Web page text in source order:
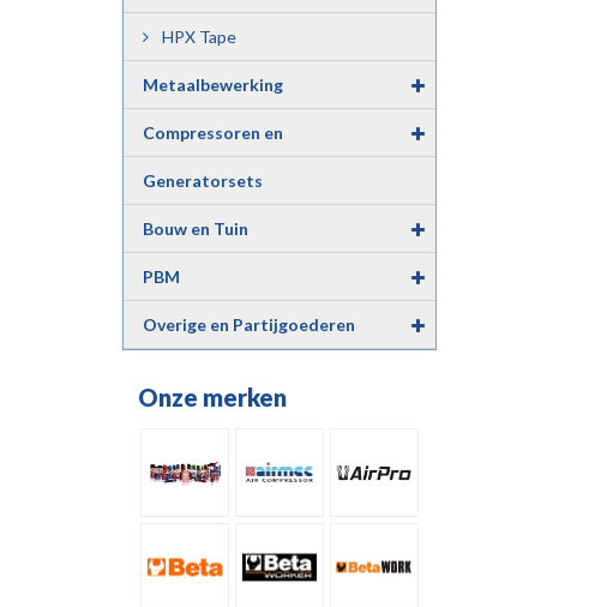
HPX Tape
Metaalbewerking
Compressoren en
Luchtgereedschap
Generatorsets
Bouw en Tuin
PBM
Overige en Partijgoederen
Onze merken